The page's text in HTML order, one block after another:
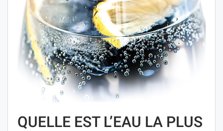
QUELLE EST L’EAU LA PLUS